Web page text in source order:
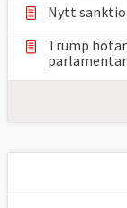
Nytt
Trump